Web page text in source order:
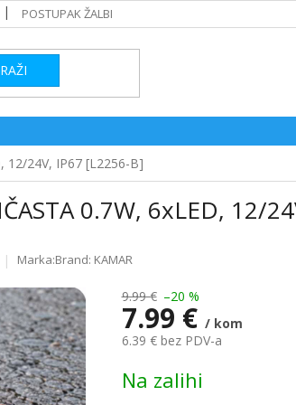
POSTUPAK ŽALBI
12/24V, IP67 [L2256-B]
0.7W, 6xLED, 12/
Brand: KAMAR
9.99 € –20 %
7.99 € / kom
6.39 € bez PDV-a
price:
Na zalihi